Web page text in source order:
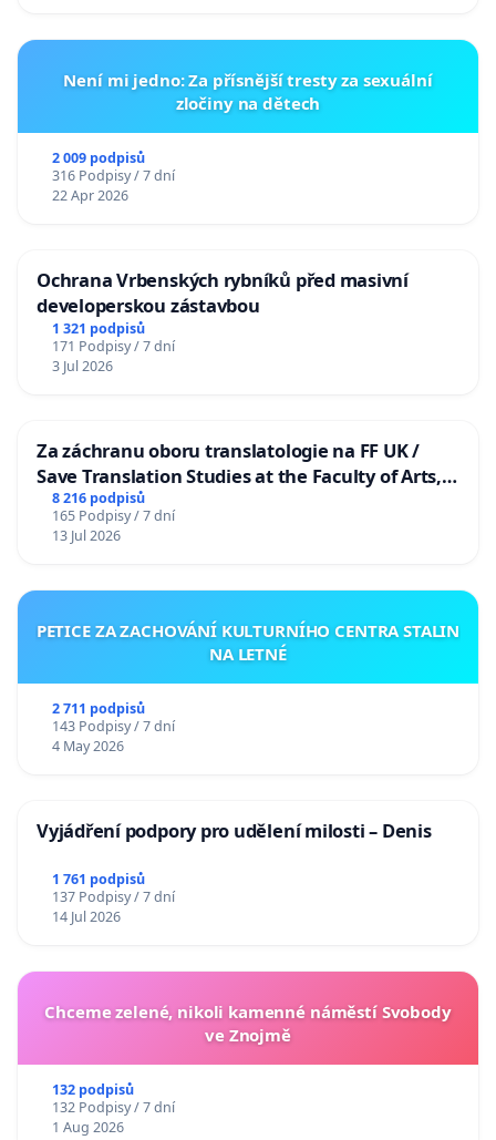
Není mi jedno: Za přísnější tresty za sexuální
zločiny na dětech
2 009 podpisů
316 Podpisy / 7 dní
22 Apr 2026
Ochrana Vrbenských rybníků před masivní
developerskou zástavbou
1 321 podpisů
171 Podpisy / 7 dní
3 Jul 2026
Za záchranu oboru translatologie na FF UK /
Save Translation Studies at the Faculty of Arts,
Charles University
8 216 podpisů
165 Podpisy / 7 dní
13 Jul 2026
PETICE ZA ZACHOVÁNÍ KULTURNÍHO CENTRA STALIN
NA LETNÉ
2 711 podpisů
143 Podpisy / 7 dní
4 May 2026
Vyjádření podpory pro udělení milosti – Denis
1 761 podpisů
137 Podpisy / 7 dní
14 Jul 2026
Chceme zelené, nikoli kamenné náměstí Svobody
ve Znojmě
132 podpisů
132 Podpisy / 7 dní
1 Aug 2026